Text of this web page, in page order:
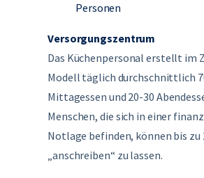
Personen
Versorgungszentrum
Das Küchenpersonal erstellt im
Modell täglich durchschnittlich
Mittagessen und 20-30
Menschen, die sich in einer
Notlage befinden, können bis zu
„anschreiben“ zu lassen.